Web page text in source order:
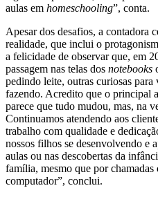
aulas em homeschooling”, conta.
Apesar dos desafios, a contadora
realidade, que inclui o
a felicidade de observar que, em
passagem nas telas dos notebooks
pedindo leite, outras curiosas para
fazendo. Acredito que o principal
parece que tudo mudou, mas, na
Continuamos atendendo aos
trabalho com qualidade e
nossos filhos se desenvolvendo e
aulas ou nas descobertas da
família, mesmo que por chamadas
computador”, conclui.